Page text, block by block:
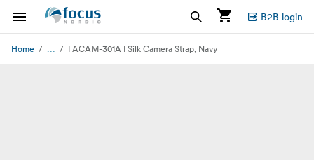
B2B login
Home ... I ACAM-301A I Silk Camera Strap, Navy